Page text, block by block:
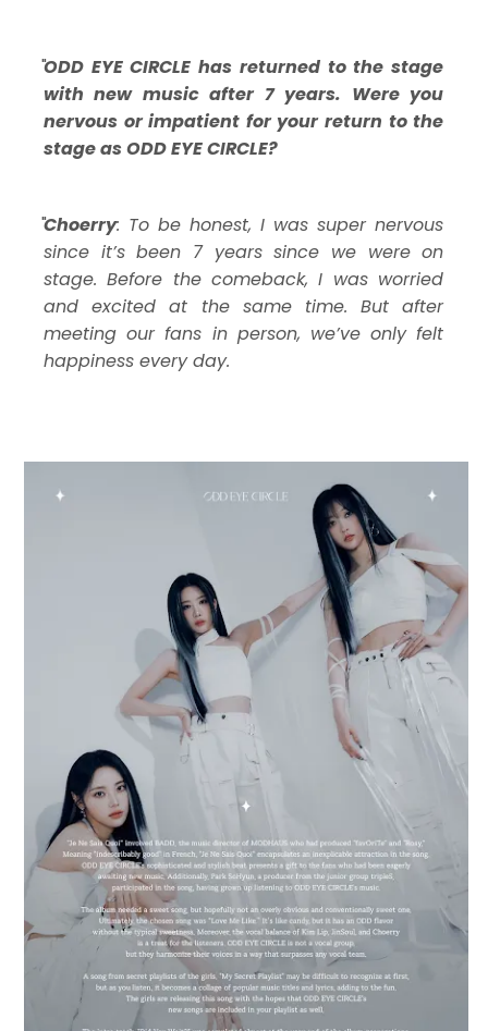
ODD EYE CIRCLE has returned to the stage
with new music after 7 years. Were you
nervous or impatient for your return to the
stage as ODD EYE CIRCLE?
Choerry: To be honest, I was super nervous
since it’s been 7 years since we were on
stage. Before the comeback, I was worried
and excited at the same time. But after
meeting our fans in person, we’ve only felt
happiness every day.